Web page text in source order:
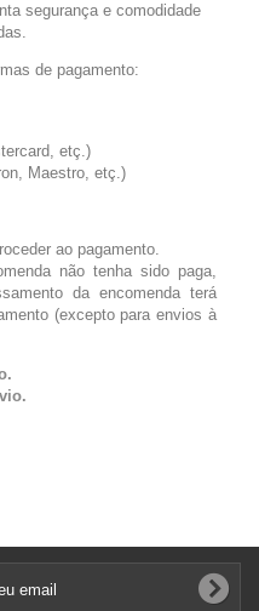
segurança e comodidade
de pagamento:
etç.)
Maestro, etç.)
ao pagamento.
não tenha sido paga,
da encomenda terá
(excepto para envios à